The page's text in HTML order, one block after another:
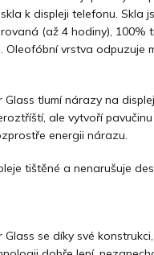
k displeji telefonu. Skla
(až 4 hodiny), 100%
Oleofóbní vrstva odpuzuje
tlumí nárazy na
ale vytvoří
energii nárazu.
tištěné a nenarušuje
se díky své